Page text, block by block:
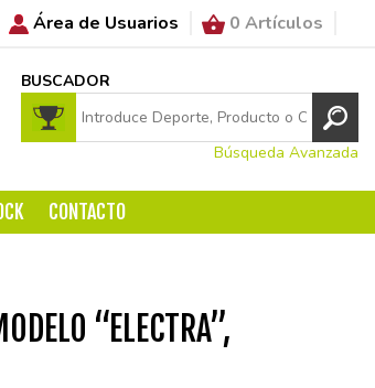
Área de Usuarios 0 Artículos
BUSCADOR
Búsqueda Avanzada
CONTACTO
“ELECTRA”,